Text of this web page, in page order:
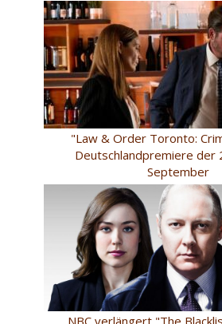
"Law & Order Toronto:
Deutschlandpremiere der
September